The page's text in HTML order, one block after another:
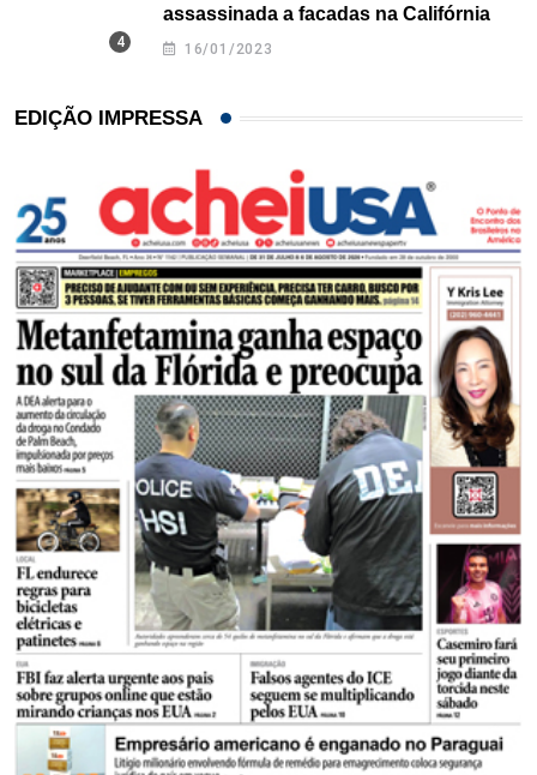
assassinada a facadas na Califórnia
16/01/2023
EDIÇÃO IMPRESSA